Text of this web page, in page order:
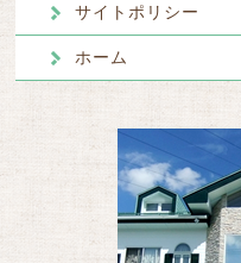
サイトポリシー
ホーム